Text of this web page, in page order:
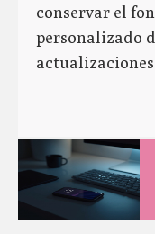
conservar el
personalizado